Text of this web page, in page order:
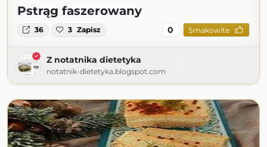
Pstrąg faszerowany
36 3 Zapisz 0 Smakowite
Z notatnika dietetyka
notatnik-dietetyka.blogspot.com